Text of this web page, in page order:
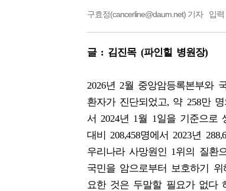
구효정(cancerline@daum.net) 기자 입력
글 : 김진목 (파인힐 병원장)
2026년 2월 중앙암등록본부와
환자가 진단되었고, 약 258만
서 2024년 1월 1일을 기준으로
대비 208,458명에서 2023년
우리나라 사망원인 1위의 질환
국민을 암으로부터 보호하기
요한 것은 두말할 필요가 없다